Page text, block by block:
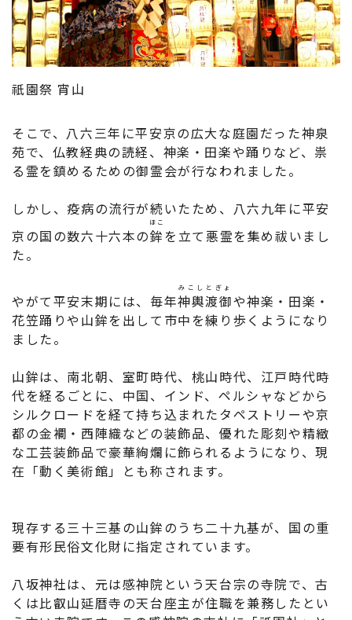
祇園祭 宵山
そこで、八六三年に平安京の広大な庭園だった神泉
苑で、仏教経典の読経、神楽・田楽や踊りなど、祟
る霊を鎮めるための御霊会が行なわれました。
しかし、疫病の流行が続いたため、八六九年に平安
京の国の数六十六本の鉾
ほこ
を立て悪霊を集め祓いまし
た。
やがて平安末期には、毎年神輿渡御
みこしとぎょ
や神楽・田楽・
花笠踊りや山鉾を出して市中を練り歩くようになり
ました。
山鉾は、南北朝、室町時代、桃山時代、江戸時代時
代を経るごとに、中国、インド、ペルシャなどから
シルクロードを経て持ち込まれたタペストリーや京
都の金襴・西陣織などの装飾品、優れた彫刻や精緻
な工芸装飾品で豪華絢爛に飾られるようになり、現
在「動く美術館」とも称されます。
現存する三十三基の山鉾のうち二十九基が、国の重
要有形民俗文化財に指定されています。
八坂神社は、元は感神院という天台宗の寺院で、古
くは比叡山延暦寺の天台座主が住職を兼務したとい